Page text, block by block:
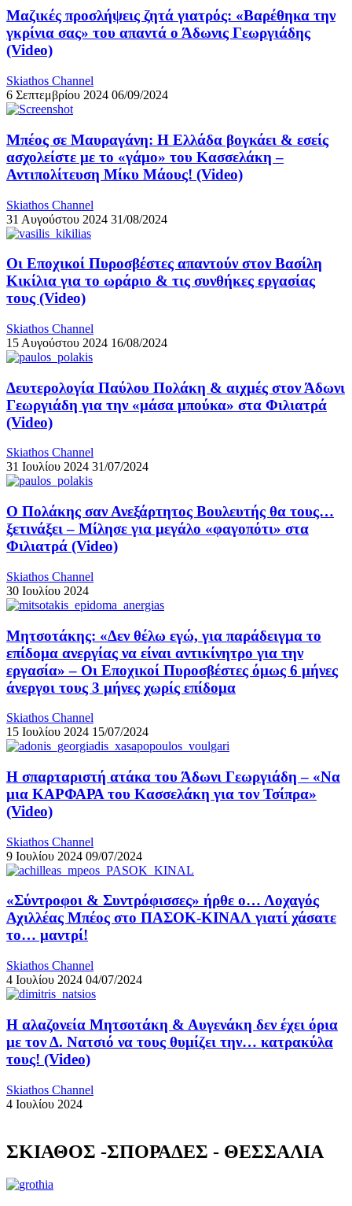
Μαζικές προσλήψεις ζητά γιατρός: «Βαρέθηκα την
γκρίνια σας» του απαντά ο Άδωνις Γεωργιάδης
(Video)
Skiathos Channel
6 Σεπτεμβρίου 2024 06/09/2024
Μπέος σε Μαυραγάνη: Η Ελλάδα βογκάει & εσείς
ασχολείστε με το «γάμο» του Κασσελάκη –
Αντιπολίτευση Μίκυ Μάους! (Video)
Skiathos Channel
31 Αυγούστου 2024 31/08/2024
Οι Εποχικοί Πυροσβέστες απαντούν στον Βασίλη
Κικίλια για το ωράριο & τις συνθήκες εργασίας
τους (Video)
Skiathos Channel
15 Αυγούστου 2024 16/08/2024
Δευτερολογία Παύλου Πολάκη & αιχμές στον Άδωνι
Γεωργιάδη για την «μάσα μπούκα» στα Φιλιατρά
(Video)
Skiathos Channel
31 Ιουλίου 2024 31/07/2024
Ο Πολάκης σαν Ανεξάρτητος Βουλευτής θα τους…
ξετινάξει – Μίλησε για μεγάλο «φαγοπότι» στα
Φιλιατρά (Video)
Skiathos Channel
30 Ιουλίου 2024
Μητσοτάκης: «Δεν θέλω εγώ, για παράδειγμα το
επίδομα ανεργίας να είναι αντικίνητρο για την
εργασία» – Οι Εποχικοί Πυροσβέστες όμως 6 μήνες
άνεργοι τους 3 μήνες χωρίς επίδομα
Skiathos Channel
15 Ιουλίου 2024 15/07/2024
Η σπαρταριστή ατάκα του Άδωνι Γεωργιάδη – «Να
μια ΚΑΡΦΑΡΑ του Κασσελάκη για τον Τσίπρα»
(Video)
Skiathos Channel
9 Ιουλίου 2024 09/07/2024
«Σύντροφοι & Συντρόφισσες» ήρθε ο… Λοχαγός
Αχιλλέας Μπέος στο ΠΑΣΟΚ-ΚΙΝΑΛ γιατί χάσατε
το… μαντρί!
Skiathos Channel
4 Ιουλίου 2024 04/07/2024
Η αλαζονεία Μητσοτάκη & Αυγενάκη δεν έχει όρια
με τον Δ. Νατσιό να τους θυμίζει την… κατρακύλα
τους! (Video)
Skiathos Channel
4 Ιουλίου 2024
ΣΚΙΑΘΟΣ -ΣΠΟΡΑΔΕΣ - ΘΕΣΣΑΛΙΑ